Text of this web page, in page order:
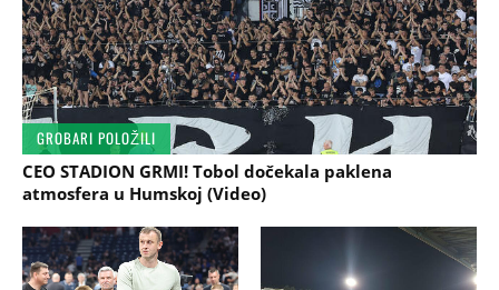
GROBARI POLOŽILI
CEO STADION GRMI! Tobol dočekala paklena
atmosfera u Humskoj (Video)